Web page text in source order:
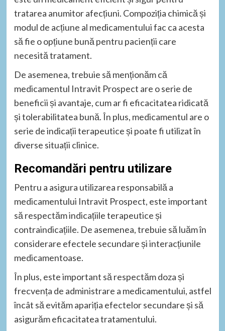
tratarea anumitor afecțiuni. Compoziția chimică și
modul de acțiune al medicamentului fac ca acesta
să fie o opțiune bună pentru pacienții care
necesită tratament.
De asemenea, trebuie să menționăm că
medicamentul Intravit Prospect are o serie de
beneficii și avantaje, cum ar fi eficacitatea ridicată
și tolerabilitatea bună. În plus, medicamentul are o
serie de indicații terapeutice și poate fi utilizat în
diverse situații clinice.
Recomandări pentru utilizare
Pentru a asigura utilizarea responsabilă a
medicamentului Intravit Prospect, este important
să respectăm indicațiile terapeutice și
contraindicațiile. De asemenea, trebuie să luăm în
considerare efectele secundare și interacțiunile
medicamentoase.
În plus, este important să respectăm doza și
frecvența de administrare a medicamentului, astfel
încât să evităm apariția efectelor secundare și să
asigurăm eficacitatea tratamentului.